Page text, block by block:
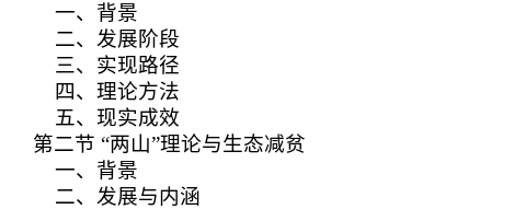
一、背景
二、发展阶段
三、实现路径
四、理论方法
五、现实成效
第二节 “两山”理论与生态减贫
一、背景
二、发展与内涵